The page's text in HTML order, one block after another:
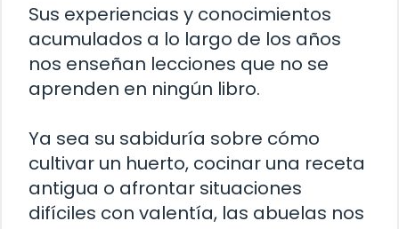
Sus experiencias y conocimientos
acumulados a lo largo de los años
nos enseñan lecciones que no se
aprenden en ningún libro.
Ya sea su sabiduría sobre cómo
cultivar un huerto, cocinar una receta
antigua o afrontar situaciones
difíciles con valentía, las abuelas nos